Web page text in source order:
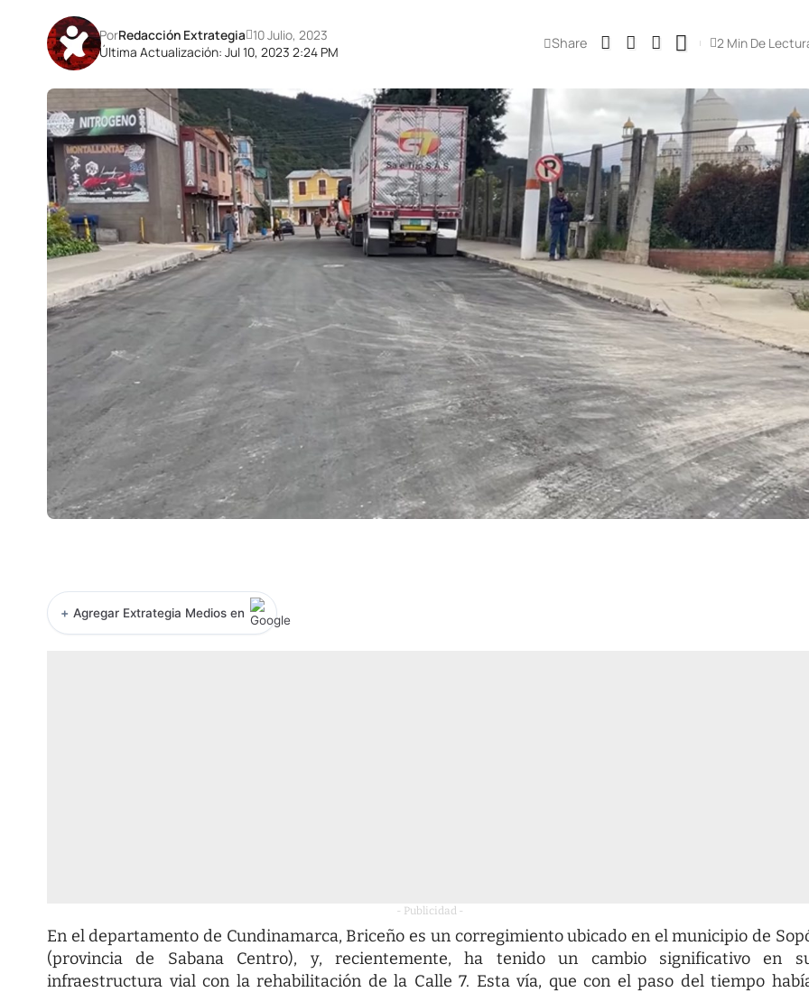
Última Actualización: Jul 10, 2023 2:24 PM
PorRedacción Extrategia 10 Julio, 2023 Share 2 Min De
+ Agregar Extrategia Medios en
- Publicidad -
En el departamento de Cundinamarca, Briceño es un corregimiento ubicado en el municipio de
(provincia de Sabana Centro), y, recientemente, ha tenido un cambio significativo en
infraestructura vial con la rehabilitación de la Calle 7. Esta vía, que con el paso del tiempo